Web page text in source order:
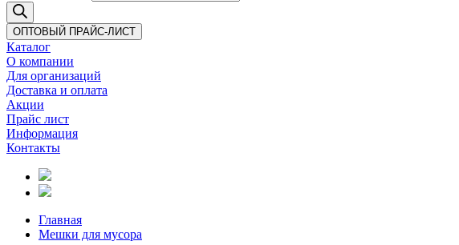
ОПТОВЫЙ ПРАЙС-ЛИСТ
Каталог
О компании
Для организаций
Доставка и оплата
Акции
Прайс лист
Информация
Контакты
Главная
Мешки для мусора